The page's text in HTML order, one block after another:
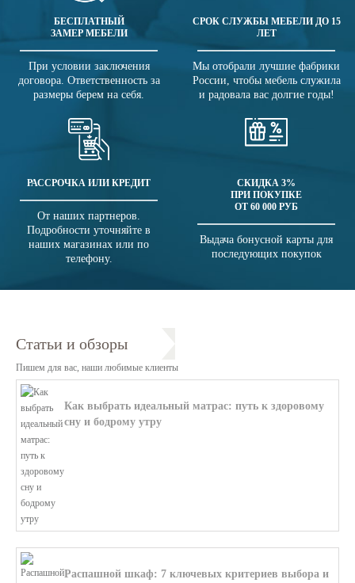
БЕСПЛАТНЫЙ
ЗАМЕР МЕБЕЛИ
При условии заключения
договора. Ответственность за
размеры берем на себя.
СРОК СЛУЖБЫ МЕБЕЛИ ДО 15
ЛЕТ
Мы отобрали лучшие фабрики
России, чтобы мебель служила
и радовала вас долгие годы!
РАССРОЧКА ИЛИ КРЕДИТ
От наших партнеров.
Подробности уточняйте в
наших магазинах или по
телефону.
СКИДКА 3%
ПРИ ПОКУПКЕ
ОТ 60 000 РУБ
Выдача бонусной карты для
последующих покупок
Статьи и обзоры
Пишем для вас, наши любимые клиенты
Как выбрать идеальный матрас: путь к здоровому
сну и бодрому утру
Распашной шкаф: 7 ключевых критериев выбора и